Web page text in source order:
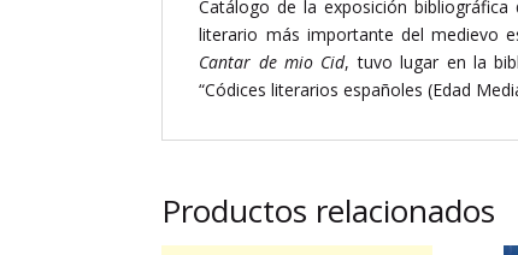
Catálogo de la exposición
literario más importante del medievo
Cantar de mio Cid, tuvo lugar en la
“Códices literarios españoles (Edad
Productos relacionados